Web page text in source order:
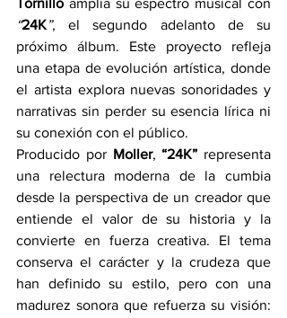
Tornillo
“24K”, el segundo adelanto de su
próximo álbum. Este proyecto refleja
una etapa de evolución artística, donde
el artista explora nuevas sonoridades y
narrativas sin perder su esencia lírica ni
su conexión con el público.
Producido por Moller, “24K” representa
una relectura moderna de la cumbia
desde la perspectiva de un creador que
entiende el valor de su historia y la
convierte en fuerza creativa. El tema
conserva el carácter y la crudeza que
han definido su estilo, pero con una
madurez sonora que refuerza su visión: